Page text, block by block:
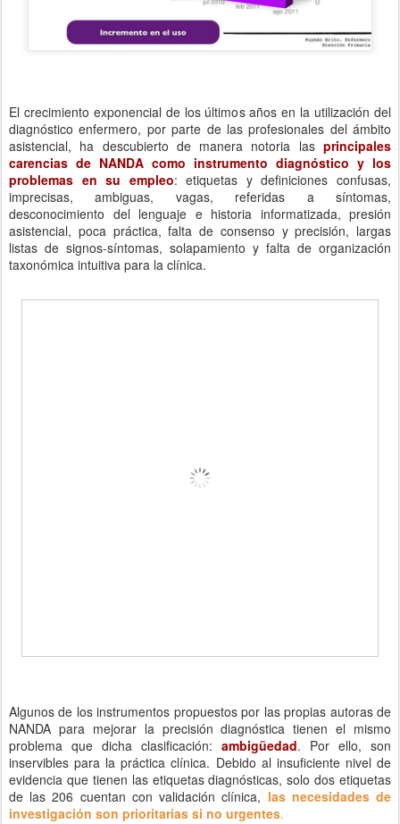
El crecimiento exponencial de los últimos años en la utilización del
diagnóstico enfermero, por parte de las profesionales del ámbito
asistencial, ha descubierto de manera notoria las principales
carencias de NANDA como instrumento diagnóstico y los
problemas en su empleo: etiquetas y definiciones confusas,
imprecisas, ambiguas, vagas, referidas a síntomas,
desconocimiento del lenguaje e historia informatizada, presión
asistencial, poca práctica, falta de consenso y precisión, largas
listas de signos-síntomas, solapamiento y falta de organización
taxonómica intuitiva para la clínica.
Algunos de los instrumentos propuestos por las propias autoras de
NANDA para mejorar la precisión diagnóstica tienen el mismo
problema que dicha clasificación: ambigüedad. Por ello, son
inservibles para la práctica clínica. Debido al insuficiente nivel de
evidencia que tienen las etiquetas diagnósticas, solo dos etiquetas
de las 206 cuentan con validación clínica, las necesidades de
investigación son prioritarias si no urgentes.